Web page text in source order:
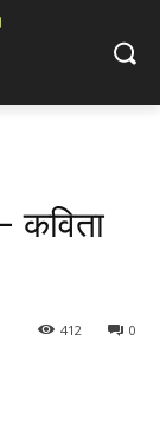
कविता
0
412